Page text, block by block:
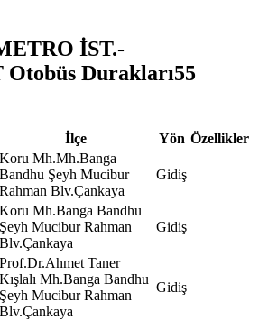
İST.-
Durakları55
İlçe Yön Özellikler
Koru Mh.Mh.Banga
Bandhu Şeyh Mucibur
Rahman Blv.Çankaya
Gidiş
Koru Mh.Banga Bandhu
Şeyh Mucibur Rahman
Blv.Çankaya
Gidiş
Prof.Dr.Ahmet Taner
Kışlalı Mh.Banga Bandhu
Şeyh Mucibur Rahman
Blv.Çankaya
Gidiş